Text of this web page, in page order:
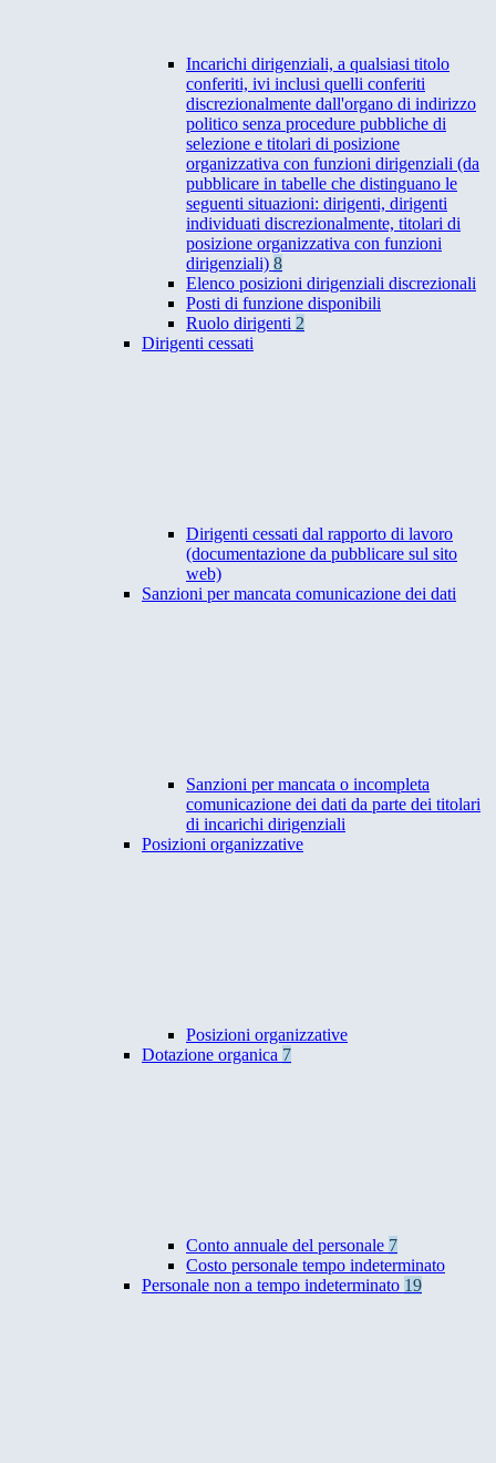
Incarichi dirigenziali, a qualsiasi titolo
conferiti, ivi inclusi quelli conferiti
discrezionalmente dall'organo di indirizzo
politico senza procedure pubbliche di
selezione e titolari di posizione
organizzativa con funzioni dirigenziali (da
pubblicare in tabelle che distinguano le
seguenti situazioni: dirigenti, dirigenti
individuati discrezionalmente, titolari di
posizione organizzativa con funzioni
dirigenziali) 8
Elenco posizioni dirigenziali discrezionali
Posti di funzione disponibili
Ruolo dirigenti 2
Dirigenti cessati
Dirigenti cessati dal rapporto di lavoro
(documentazione da pubblicare sul sito
web)
Sanzioni per mancata comunicazione dei dati
Sanzioni per mancata o incompleta
comunicazione dei dati da parte dei titolari
di incarichi dirigenziali
Posizioni organizzative
Posizioni organizzative
Dotazione organica 7
Conto annuale del personale 7
Costo personale tempo indeterminato
Personale non a tempo indeterminato 19